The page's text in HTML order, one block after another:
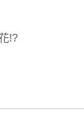
!?